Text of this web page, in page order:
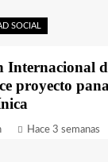
SOCIAL
Internacional
proyecto
Hace 3 semanas